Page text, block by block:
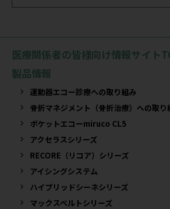
医療関係者の皆様向け情報サイト
製品情報
運動器エコー診療への取り組み
骨折マネジメント（骨折治療）への取り
ポケットエコーmiruco CL5
アクセラスシリーズ
RECORE（リコア）シリーズ
アイシングシステム
ハイブリッドシーネシリーズ
マックスベルトシリーズ